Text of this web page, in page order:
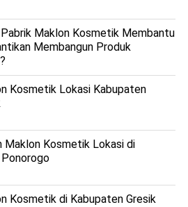
Pabrik Maklon Kosmetik Membantu
Membangun Produk
Kosmetik Lokasi Kabupaten
Maklon Kosmetik Lokasi di
Kosmetik di Kabupaten Gresik